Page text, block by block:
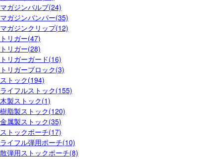
マガジンバルブ(24)
マガジンバンパー(35)
マガジンクリップ(12)
トリガー(47)
トリガー(28)
トリガーガード(16)
トリガーブロック(3)
ストック(194)
ライフルストック(155)
木製ストック(1)
樹脂製ストック(120)
金属製ストック(35)
ストックポーチ(17)
ライフル弾用ポーチ(10)
散弾用ストックポーチ(8)